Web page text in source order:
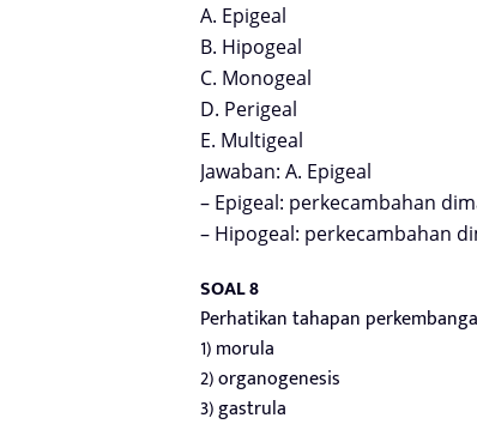
A. Epigeal
B. Hipogeal
C. Monogeal
D. Perigeal
E. Multigeal
Jawaban: A. Epigeal
– Epigeal: perkecambahan
– Hipogeal: perkecambahan
SOAL 8
Perhatikan tahapan
1) morula
2) organogenesis
3) gastrula